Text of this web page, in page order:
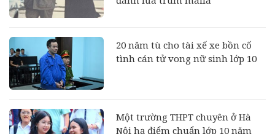
20 năm tù cho tài xế xe bồn cố
tình cán tử vong nữ sinh lớp 10
Một trường THPT chuyên ở Hà
Nội hạ điểm chuẩn lớp 10 năm